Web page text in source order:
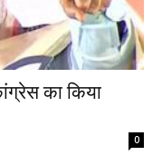
का किया
0